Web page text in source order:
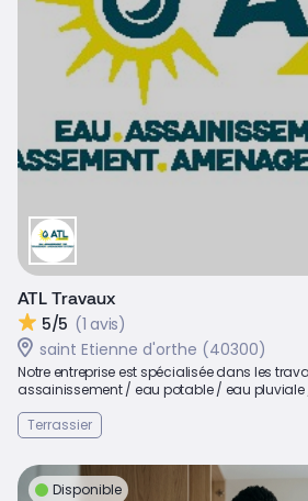
ATL Travaux
5/5 (1 avis)
saint Etienne d'orthe (40300)
Notre entreprise est spécialisée dans les
assainissement / eau potable / eau
Terrassier
Disponible